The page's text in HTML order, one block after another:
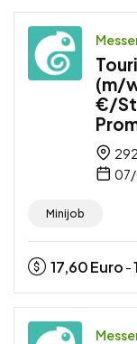
(m/
€/
Minijob
17,60Euro -